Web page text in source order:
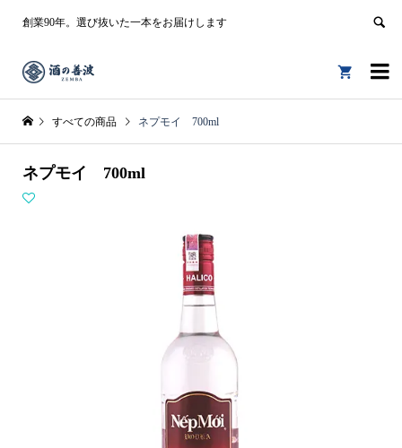
創業90年。選び抜いた一本をお届けします


すべての商品 ネプモイ 700ml
ネプモイ 700ml